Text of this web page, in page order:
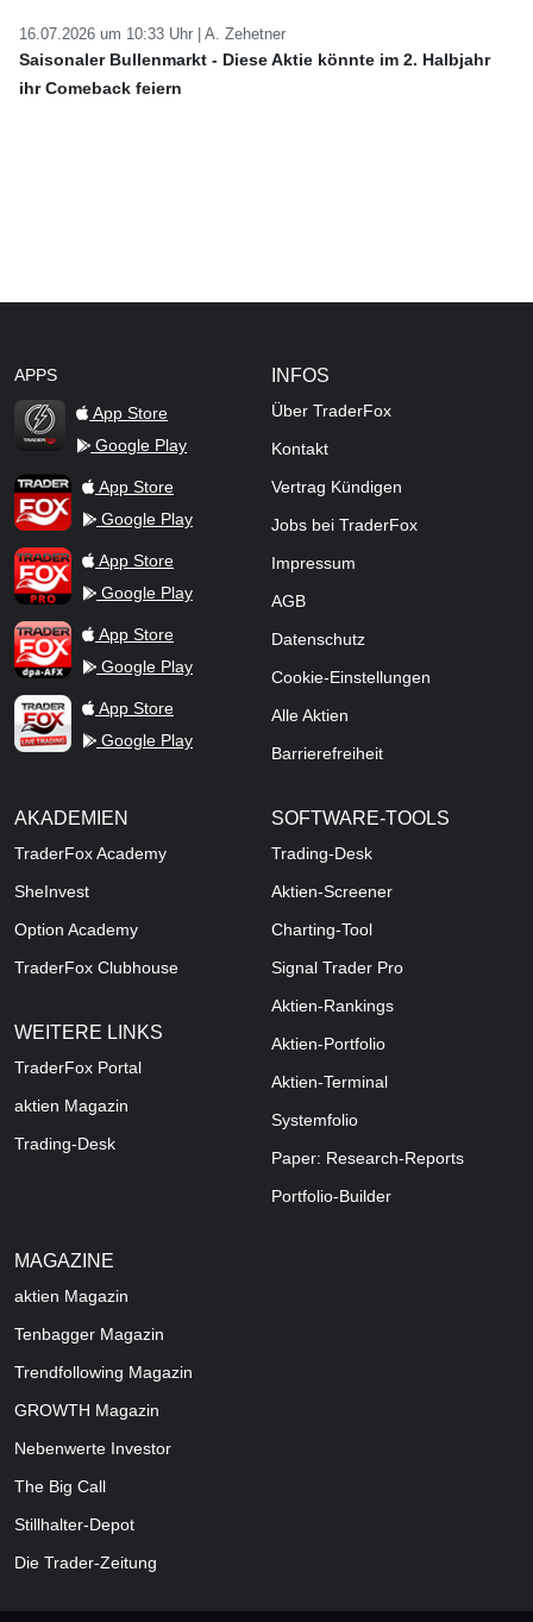
16.07.2026 um 10:33 Uhr | A. Zehetner
Saisonaler Bullenmarkt - Diese Aktie könnte im 2. Halbjahr
ihr Comeback feiern
APPS
TraderFox Flash
App Store
Google Play
TraderFox AppApp Store
Google Play
TraderFox ProApp Store
Google Play
TraderFox dpa-AFX ProFeed
App Store
Google Play
TraderFox Live Trading
App Store
Google Play
INFOS
Über TraderFox
Kontakt
Vertrag Kündigen
Jobs bei TraderFox
Impressum
AGB
Datenschutz
Cookie-Einstellungen
Alle Aktien
Barrierefreiheit
AKADEMIEN
TraderFox Academy
SheInvest
Option Academy
TraderFox Clubhouse
WEITERE LINKS
TraderFox Portal
aktien Magazin
Trading-Desk
SOFTWARE-TOOLS
Trading-Desk
Aktien-Screener
Charting-Tool
Signal Trader Pro
Aktien-Rankings
Aktien-Portfolio
Aktien-Terminal
Systemfolio
Paper: Research-Reports
Portfolio-Builder
MAGAZINE
aktien Magazin
Tenbagger Magazin
Trendfollowing Magazin
GROWTH Magazin
Nebenwerte Investor
The Big Call
Stillhalter-Depot
Die Trader-Zeitung